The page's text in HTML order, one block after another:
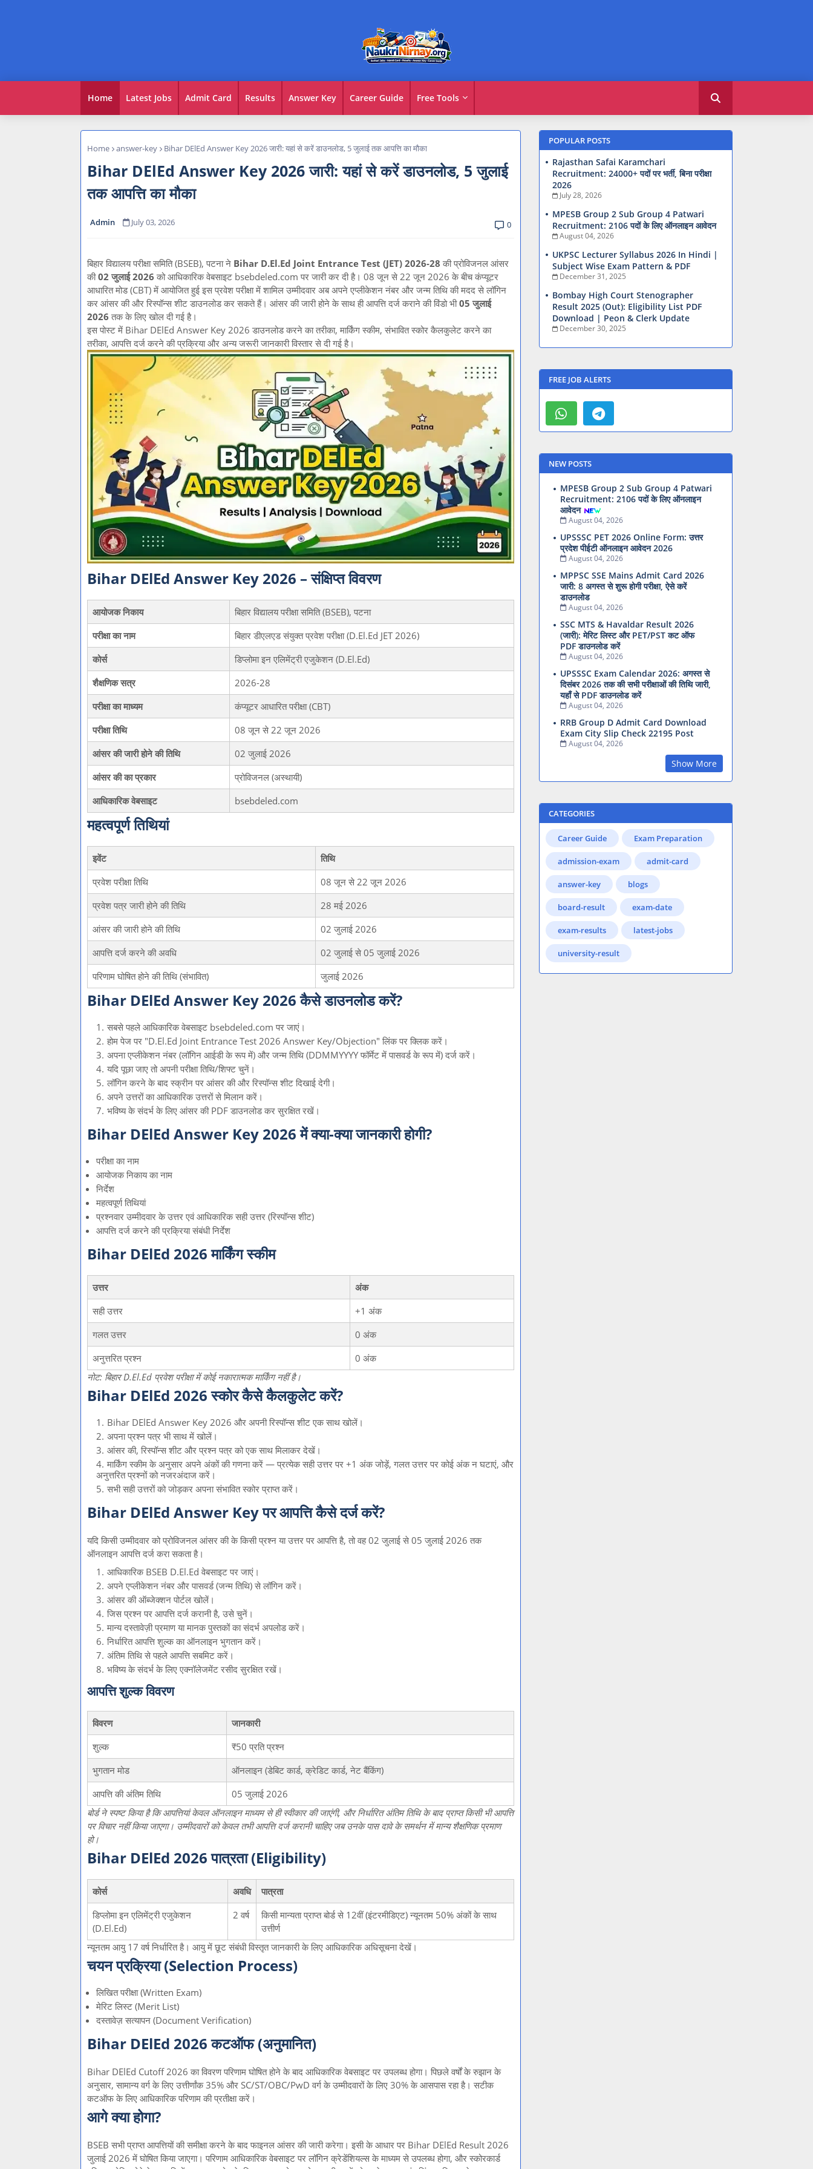
Home Latest Jobs Admit Card Results Answer Key Career Guide Free Tools
Home answer-key Bihar DElEd Answer Key 2026 जारी: यहां से करें डाउनलोड, 5 जुलाई तक आपत्ति का मौका
Bihar DElEd Answer Key 2026 जारी: यहां से करें डाउनलोड, 5 जुलाई
तक आपत्ति का मौका
Admin July 03, 2026 0
बिहार विद्यालय परीक्षा समिति (BSEB), पटना ने Bihar D.El.Ed Joint Entrance Test (JET) 2026-28 की प्रोविजनल आंसर
की02 जुलाई 2026 को आधिकारिक वेबसाइट bsebdeled.com पर जारी कर दी है। 08 जून से 22 जून 2026 के बीच कंप्यूटर
आधारित मोड (CBT) में आयोजित हुई इस प्रवेश परीक्षा में शामिल उम्मीदवार अब अपने एप्लीकेशन नंबर और जन्म तिथि की मदद से लॉगिन
कर आंसर की और रिस्पॉन्स शीट डाउनलोड कर सकते हैं। आंसर की जारी होने के साथ ही आपत्ति दर्ज कराने की विंडो भी05 जुलाई
2026 तक के लिए खोल दी गई है।
इस पोस्ट में Bihar DElEd Answer Key 2026 डाउनलोड करने का तरीका, मार्किंग स्कीम, संभावित स्कोर कैलकुलेट करने का
तरीका, आपत्ति दर्ज करने की प्रक्रिया और अन्य जरूरी जानकारी विस्तार से दी गई है।
Bihar DElEd Answer Key 2026 – संक्षिप्त विवरण
आयोजक निकाय
बिहार विद्यालय परीक्षा समिति (BSEB), पटना
परीक्षा का नाम
बिहार डीएलएड संयुक्त प्रवेश परीक्षा (D.El.Ed JET 2026)
कोर्स
डिप्लोमा इन एलिमेंट्री एजुकेशन (D.El.Ed)
शैक्षणिक सत्र
2026-28
परीक्षा का माध्यम
कंप्यूटर आधारित परीक्षा (CBT)
परीक्षा तिथि
08 जून से 22 जून 2026
आंसर की जारी होने की तिथि
02 जुलाई 2026
आंसर की का प्रकार
प्रोविजनल (अस्थायी)
आधिकारिक वेबसाइट
bsebdeled.com
महत्वपूर्ण तिथियां
इवेंट
तिथि
प्रवेश परीक्षा तिथि
08 जून से 22 जून 2026
प्रवेश पत्र जारी होने की तिथि
28 मई 2026
आंसर की जारी होने की तिथि
02 जुलाई 2026
आपत्ति दर्ज करने की अवधि
02 जुलाई से 05 जुलाई 2026
परिणाम घोषित होने की तिथि (संभावित)
जुलाई 2026
Bihar DElEd Answer Key 2026 कैसे डाउनलोड करें?
सबसे पहले आधिकारिक वेबसाइट bsebdeled.com पर जाएं।
होम पेज पर "D.El.Ed Joint Entrance Test 2026 Answer Key/Objection" लिंक पर क्लिक करें।
अपना एप्लीकेशन नंबर (लॉगिन आईडी के रूप में) और जन्म तिथि (DDMMYYYY फॉर्मेट में पासवर्ड के रूप में) दर्ज करें।
यदि पूछा जाए तो अपनी परीक्षा तिथि/शिफ्ट चुनें।
लॉगिन करने के बाद स्क्रीन पर आंसर की और रिस्पॉन्स शीट दिखाई देगी।
अपने उत्तरों का आधिकारिक उत्तरों से मिलान करें।
भविष्य के संदर्भ के लिए आंसर की PDF डाउनलोड कर सुरक्षित रखें।
Bihar DElEd Answer Key 2026 में क्या-क्या जानकारी होगी?
परीक्षा का नाम
आयोजक निकाय का नाम
निर्देश
महत्वपूर्ण तिथियां
प्रश्नवार उम्मीदवार के उत्तर एवं आधिकारिक सही उत्तर (रिस्पॉन्स शीट)
आपत्ति दर्ज करने की प्रक्रिया संबंधी निर्देश
Bihar DElEd 2026 मार्किंग स्कीम
उत्तर
अंक
सही उत्तर
+1 अंक
गलत उत्तर
0 अंक
अनुत्तरित प्रश्न
0 अंक
नोट: बिहार D.El.Ed प्रवेश परीक्षा में कोई नकारात्मक मार्किंग नहीं है।
Bihar DElEd 2026 स्कोर कैसे कैलकुलेट करें?
Bihar DElEd Answer Key 2026 और अपनी रिस्पॉन्स शीट एक साथ खोलें।
अपना प्रश्न पत्र भी साथ में खोलें।
आंसर की, रिस्पॉन्स शीट और प्रश्न पत्र को एक साथ मिलाकर देखें।
मार्किंग स्कीम के अनुसार अपने अंकों की गणना करें — प्रत्येक सही उत्तर पर +1 अंक जोड़ें, गलत उत्तर पर कोई अंक न घटाएं, और
अनुत्तरित प्रश्नों को नजरअंदाज करें।
सभी सही उत्तरों को जोड़कर अपना संभावित स्कोर प्राप्त करें।
Bihar DElEd Answer Key पर आपत्ति कैसे दर्ज करें?
यदि किसी उम्मीदवार को प्रोविजनल आंसर की के किसी प्रश्न या उत्तर पर आपत्ति है, तो वह 02 जुलाई से 05 जुलाई 2026 तक
ऑनलाइन आपत्ति दर्ज करा सकता है।
आधिकारिक BSEB D.El.Ed वेबसाइट पर जाएं।
अपने एप्लीकेशन नंबर और पासवर्ड (जन्म तिथि) से लॉगिन करें।
आंसर की ऑब्जेक्शन पोर्टल खोलें।
जिस प्रश्न पर आपत्ति दर्ज करानी है, उसे चुनें।
मान्य दस्तावेज़ी प्रमाण या मानक पुस्तकों का संदर्भ अपलोड करें।
निर्धारित आपत्ति शुल्क का ऑनलाइन भुगतान करें।
अंतिम तिथि से पहले आपत्ति सबमिट करें।
भविष्य के संदर्भ के लिए एक्नॉलेजमेंट रसीद सुरक्षित रखें।
आपत्ति शुल्क विवरण
विवरण
जानकारी
शुल्क
₹50 प्रति प्रश्न
भुगतान मोड
ऑनलाइन (डेबिट कार्ड, क्रेडिट कार्ड, नेट बैंकिंग)
आपत्ति की अंतिम तिथि
05 जुलाई 2026
बोर्ड ने स्पष्ट किया है कि आपत्तियां केवल ऑनलाइन माध्यम से ही स्वीकार की जाएंगी, और निर्धारित अंतिम तिथि के बाद प्राप्त किसी भी आपत्ति
पर विचार नहीं किया जाएगा। उम्मीदवारों को केवल तभी आपत्ति दर्ज करानी चाहिए जब उनके पास दावे के समर्थन में मान्य शैक्षणिक प्रमाण
हो।
Bihar DElEd 2026 पात्रता (Eligibility)
कोर्स अवधि
पात्रता
डिप्लोमा इन एलिमेंट्री एजुकेशन
(D.El.Ed)
2 वर्ष
किसी मान्यता प्राप्त बोर्ड से 12वीं (इंटरमीडिएट) न्यूनतम 50% अंकों के साथ
उत्तीर्ण
न्यूनतम आयु 17 वर्ष निर्धारित है। आयु में छूट संबंधी विस्तृत जानकारी के लिए आधिकारिक अधिसूचना देखें।
चयन प्रक्रिया (Selection Process)
लिखित परीक्षा (Written Exam)
मेरिट लिस्ट (Merit List)
दस्तावेज़ सत्यापन (Document Verification)
Bihar DElEd 2026 कटऑफ (अनुमानित)
Bihar DElEd Cutoff 2026 का विवरण परिणाम घोषित होने के बाद आधिकारिक वेबसाइट पर उपलब्ध होगा। पिछले वर्षों के रुझान के
अनुसार, सामान्य वर्ग के लिए उत्तीर्णांक 35% और SC/ST/OBC/PwD वर्ग के उम्मीदवारों के लिए 30% के आसपास रहा है। सटीक
कटऑफ के लिए आधिकारिक परिणाम की प्रतीक्षा करें।
आगे क्या होगा?
BSEB सभी प्राप्त आपत्तियों की समीक्षा करने के बाद फाइनल आंसर की जारी करेगा। इसी के आधार पर Bihar DElEd Result 2026
जुलाई 2026 में घोषित किया जाएगा। परिणाम आधिकारिक वेबसाइट पर लॉगिन क्रेडेंशियल्स के माध्यम से उपलब्ध होगा, और स्कोरकार्ड
POPULAR POSTS
Rajasthan Safai Karamchari
Recruitment: 24000+ पदों पर भर्ती, बिना परीक्षा
2026
July 28, 2026
MPESB Group 2 Sub Group 4 Patwari
Recruitment: 2106 पदों के लिए ऑनलाइन आवेदन
August 04, 2026
UKPSC Lecturer Syllabus 2026 In Hindi |
Subject Wise Exam Pattern & PDF
December 31, 2025
Bombay High Court Stenographer
Result 2025 (Out): Eligibility List PDF
Download | Peon & Clerk Update
December 30, 2025
FREE JOB ALERTS
NEW POSTS
MPESB Group 2 Sub Group 4 Patwari
Recruitment: 2106 पदों के लिए ऑनलाइन
आवेदन
August 04, 2026
UPSSSC PET 2026 Online Form: उत्तर
प्रदेश पीईटी ऑनलाइन आवेदन 2026
August 04, 2026
MPPSC SSE Mains Admit Card 2026
जारी: 8 अगस्त से शुरू होगी परीक्षा, ऐसे करें
डाउनलोड
August 04, 2026
SSC MTS & Havaldar Result 2026
(जारी): मेरिट लिस्ट और PET/PST कट ऑफ
PDF डाउनलोड करें
August 04, 2026
UPSSSC Exam Calendar 2026: अगस्त से
दिसंबर 2026 तक की सभी परीक्षाओं की तिथि जारी,
यहाँ से PDF डाउनलोड करें
August 04, 2026
RRB Group D Admit Card Download
Exam City Slip Check 22195 Post
August 04, 2026
Show More
CATEGORIES
Career Guide Exam Preparation
admission-exam admit-card
answer-key blogs
board-result exam-date
exam-results latest-jobs
university-result